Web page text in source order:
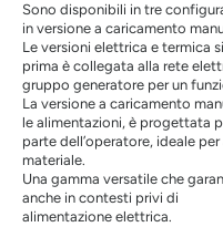
Sono disponibili in tre
in versione a caricamento
Le versioni elettrica e termica
prima è collegata alla rete
gruppo generatore per un
La versione a caricamento
le alimentazioni, è progettata
parte dell’operatore, ideale
materiale.
Una gamma versatile che
anche in contesti privi di
alimentazione elettrica.